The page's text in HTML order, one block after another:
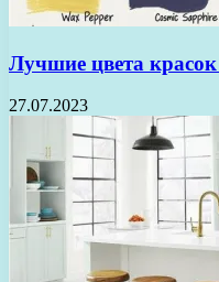
Лучшие цвета
27.07.2023